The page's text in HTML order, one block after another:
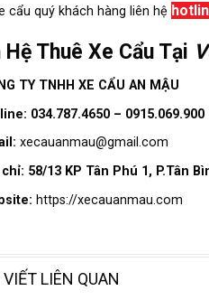
cẩu quý khách hàng liên hệ
Hệ Thuê Xe Cẩu Tại
TY TNHH XE CẨU AN MẬU
034.787.4650 – 0915.069.900
xecauanmau@gmail.com
58/13 KP Tân Phú 1, P.Tân
https://xecauanmau.com
LIÊN QUAN